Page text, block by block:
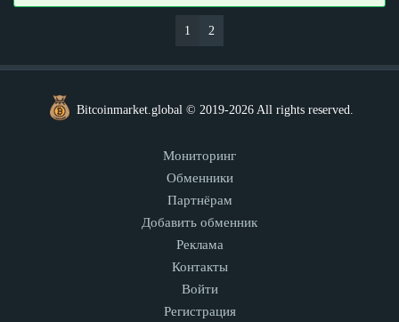
1 2
Bitcoinmarket.global © 2019-2026 All rights reserved.
Мониторинг
Обменники
Партнёрам
Добавить обменник
Реклама
Контакты
Войти
Регистрация